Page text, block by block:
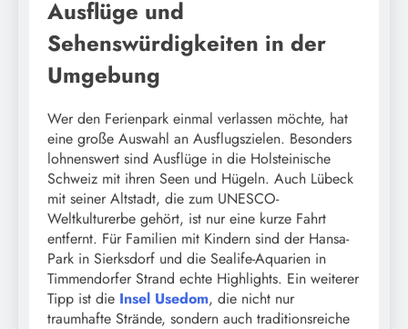
Ausflüge und
Sehenswürdigkeiten in der
Umgebung
Wer den Ferienpark einmal verlassen möchte, hat
eine große Auswahl an Ausflugszielen. Besonders
lohnenswert sind Ausflüge in die Holsteinische
Schweiz mit ihren Seen und Hügeln. Auch Lübeck
mit seiner Altstadt, die zum UNESCO-
Weltkulturerbe gehört, ist nur eine kurze Fahrt
entfernt. Für Familien mit Kindern sind der Hansa-
Park in Sierksdorf und die Sealife-Aquarien in
Timmendorfer Strand echte Highlights. Ein weiterer
Tipp ist die Insel Usedom, die nicht nur
traumhafte Strände, sondern auch traditionsreiche